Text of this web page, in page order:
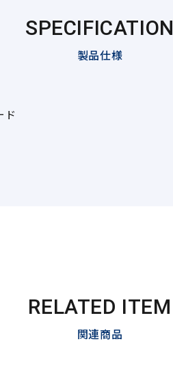
SPECIFICATION
製品仕様
ド
RELATED ITEM
関連商品